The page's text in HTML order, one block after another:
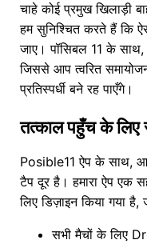
चाहे कोई प्रमुख खिलाड़ी
हम सुनिश्चित करते हैं कि
जाए। पॉसिबल 11 के
जिससे आप त्वरित
प्रतिस्पर्धी बने रह पाएँगे।
तत्काल पहुँच के लिए
Posible11 ऐप के साथ,
टैप दूर है। हमारा ऐप एक
लिए डिज़ाइन किया गया है,
सभी मैचों के लिए